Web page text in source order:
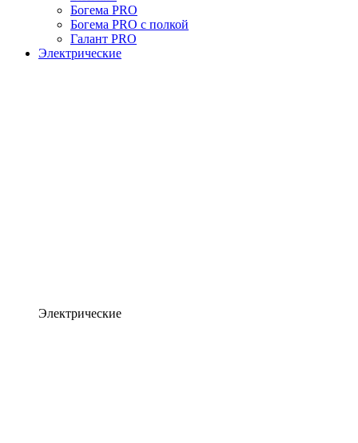
Богема PRO
Богема PRO с полкой
Галант PRO
Электрические
Электрические